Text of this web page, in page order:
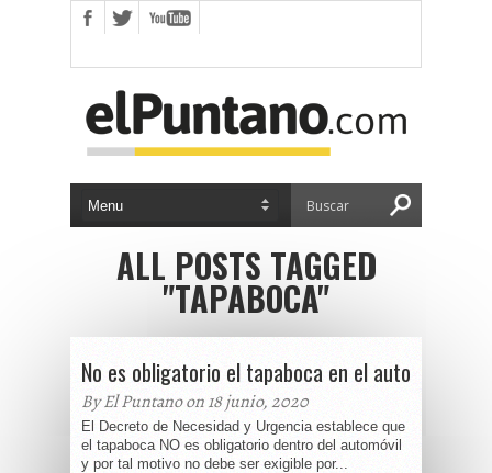
ALL POSTS TAGGED
"TAPABOCA"
No es obligatorio el tapaboca en el auto
By El Puntano on 18 junio, 2020
El Decreto de Necesidad y Urgencia establece que
el tapaboca NO es obligatorio dentro del automóvil
y por tal motivo no debe ser exigible por...